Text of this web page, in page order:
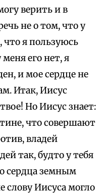
верить и в
не о том, что у
что я пользуюсь
его нет, я
и мое сердце не
Итак, Иисус
Но Иисус знает:
что совершают
владей
так, будто у тебя
сердца земным
слову Иисуса могло